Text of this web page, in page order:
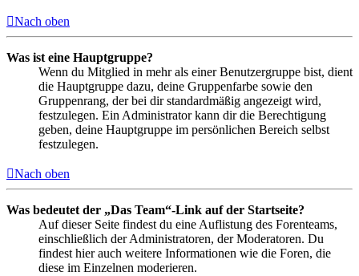
Nach oben
Was ist eine Hauptgruppe?
Wenn du Mitglied in mehr als einer Benutzergruppe bist, dient
die Hauptgruppe dazu, deine Gruppenfarbe sowie den
Gruppenrang, der bei dir standardmäßig angezeigt wird,
festzulegen. Ein Administrator kann dir die Berechtigung
geben, deine Hauptgruppe im persönlichen Bereich selbst
festzulegen.
Nach oben
Was bedeutet der „Das Team“-Link auf der Startseite?
Auf dieser Seite findest du eine Auflistung des Forenteams,
einschließlich der Administratoren, der Moderatoren. Du
findest hier auch weitere Informationen wie die Foren, die
diese im Einzelnen moderieren.